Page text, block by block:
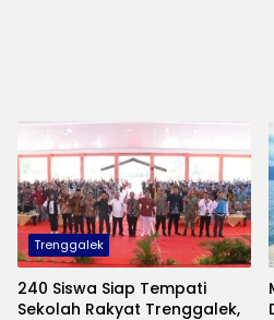
Trenggalek
240 Siswa Siap Tempati
Sekolah Rakyat Trenggalek,